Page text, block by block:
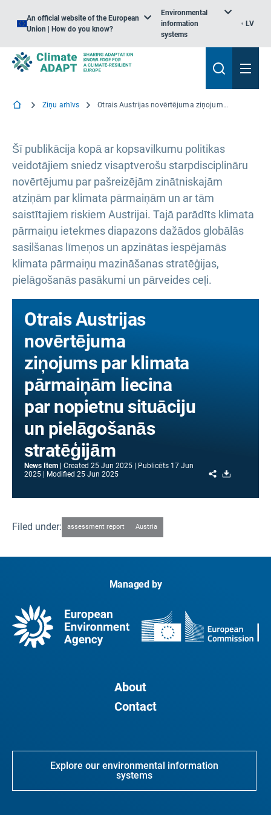
An official website of the European
Union | How do you know?
Environmental
information
systems
LV
Ziņu arhīvs Otrais Austrijas novērtējuma ziņojums par klimata pārmaiņām liecina par nopietnu situāciju un pielāgošanās stratēģijām
Šī publikācija kopā ar kopsavilkumu politikas
veidotājiem sniedz visaptverošu starpdisciplināru
novērtējumu par pašreizējām zinātniskajām
atziņām par klimata pārmaiņām un ar tām
saistītajiem riskiem Austrijai. Tajā parādīts klimata
pārmaiņu ietekmes diapazons dažādos globālās
sasilšanas līmeņos un apzinātas iespējamās
klimata pārmaiņu mazināšanas stratēģijas,
pielāgošanās pasākumi un pārveides ceļi.
Otrais Austrijas
novērtējuma
ziņojums par klimata
pārmaiņām liecina
par nopietnu situāciju
un pielāgošanās
stratēģijām
News Item Created 25 Jun 2025 Publicēts 17 Jun
2025
Modified 25 Jun 2025 Share
Filed under: assessment report Austria
Managed by
About
Contact
Explore our environmental information
systems